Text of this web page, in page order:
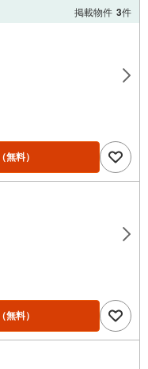
掲載物件 3件
（無料）
（無料）